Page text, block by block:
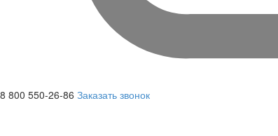
8 800 550-26-86 Заказать звонок